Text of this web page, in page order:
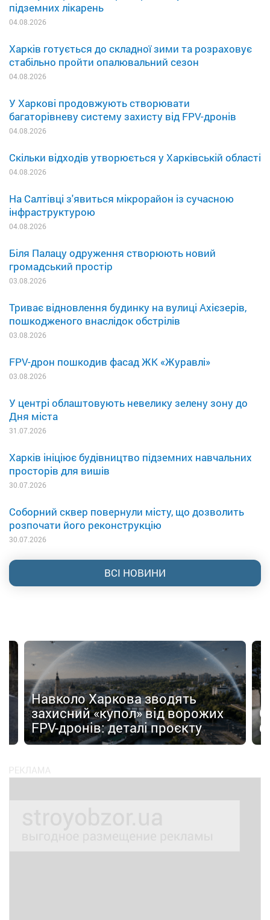
підземних лікарень
04.08.2026
Харків готується до складної зими та розраховує
стабільно пройти опалювальний сезон
04.08.2026
У Харкові продовжують створювати
багаторівневу систему захисту від FPV-дронів
04.08.2026
Скільки відходів утворюється у Харківській області
04.08.2026
На Салтівці з'явиться мікрорайон із сучасною
інфраструктурою
04.08.2026
Біля Палацу одруження створюють новий
громадський простір
03.08.2026
Триває відновлення будинку на вулиці Ахієзерів,
пошкодженого внаслідок обстрілів
03.08.2026
FPV-дрон пошкодив фасад ЖК «Журавлі»
03.08.2026
У центрі облаштовують невелику зелену зону до
Дня міста
31.07.2026
Харків ініціює будівництво підземних навчальних
просторів для вишів
30.07.2026
Соборний сквер повернули місту, що дозволить
розпочати його реконструкцію
30.07.2026
ВСІ НОВИНИ
Навколо Харкова зводять
захисний «купол» від ворожих
FPV-дронів: деталі проєкту